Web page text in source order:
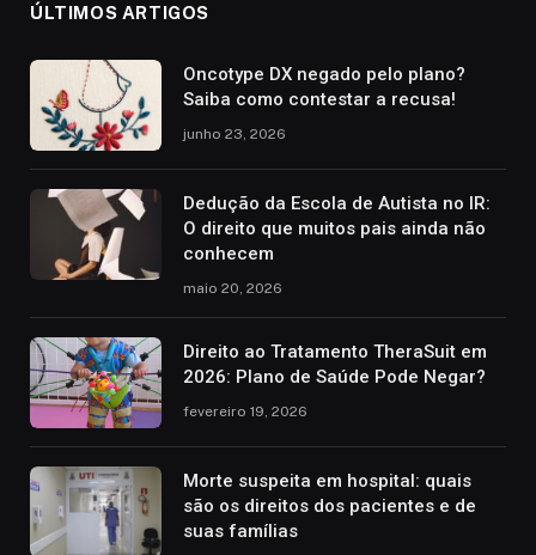
ÚLTIMOS ARTIGOS
Oncotype DX negado pelo plano?
Saiba como contestar a recusa!
junho 23, 2026
Dedução da Escola de Autista no IR:
O direito que muitos pais ainda não
conhecem
maio 20, 2026
Direito ao Tratamento TheraSuit em
2026: Plano de Saúde Pode Negar?
fevereiro 19, 2026
Morte suspeita em hospital: quais
são os direitos dos pacientes e de
suas famílias